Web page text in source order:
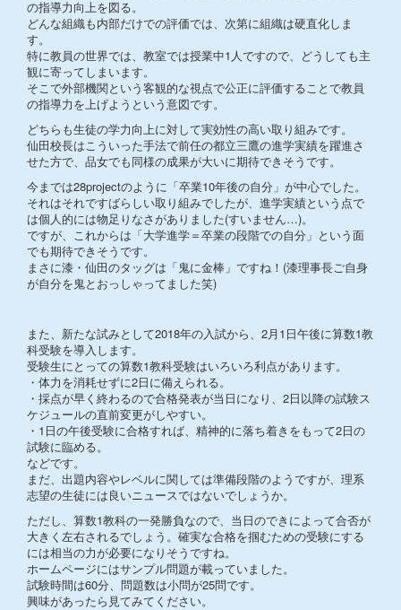
の指導力向上を図る。
どんな組織も内部だけでの評価では、次第に組織は硬直化しま
す。
特に教員の世界では、教室では授業中1人ですので、どうしても主
観に寄ってしまいます。
そこで外部機関という客観的な視点で公正に評価することで教員
の指導力を上げようという意図です。
どちらも生徒の学力向上に対して実効性の高い取り組みです。
仙田校長はこういった手法で前任の都立三鷹の進学実績を躍進さ
せた方で、品女でも同様の成果が大いに期待できそうです。
今までは28projectのように「卒業10年後の自分」が中心でした。
それはそれですばらしい取り組みでしたが、進学実績という点で
は個人的には物足りなさがありました(すいません…)。
ですが、これからは「大学進学＝卒業の段階での自分」という面
でも期待できそうです。
まさに漆・仙田のタッグは「鬼に金棒」ですね！(漆理事長ご自身
が自分を鬼とおっしゃってました笑)
また、新たな試みとして2018年の入試から、2月1日午後に算数1教
科受験を導入します。
受験生にとっての算数1教科受験はいろいろ利点があります。
・体力を消耗せずに2日に備えられる。
・採点が早く終わるので合格発表が当日になり、2日以降の試験ス
ケジュールの直前変更がしやすい。
・1日の午後受験に合格すれば、精神的に落ち着きをもって2日の
試験に臨める。
などです。
まだ、出題内容やレベルに関しては準備段階のようですが、理系
志望の生徒には良いニュースではないでしょうか。
ただし、算数1教科の一発勝負なので、当日のできによって合否が
大きく左右されるでしょう。確実な合格を掴むための受験にする
には相当の力が必要になりそうですね。
ホームページにはサンプル問題が載っていました。
試験時間は60分、問題数は小問が25問です。
興味があったら見てみてください。